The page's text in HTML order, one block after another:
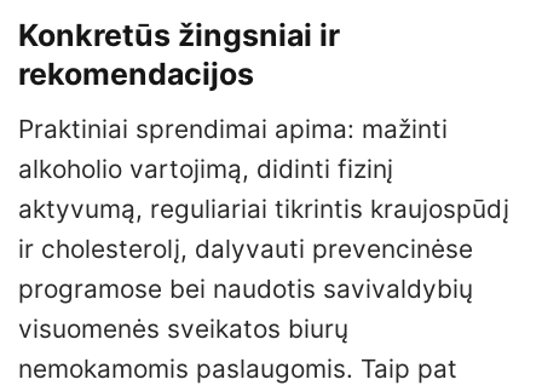
Konkretūs žingsniai ir
rekomendacijos
Praktiniai sprendimai apima: mažinti
alkoholio vartojimą, didinti fizinį
aktyvumą, reguliariai tikrintis kraujospūdį
ir cholesterolį, dalyvauti prevencinėse
programose bei naudotis savivaldybių
visuomenės sveikatos biurų
nemokamomis paslaugomis. Taip pat